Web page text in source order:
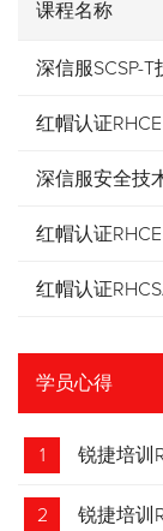
课程名称
深信服SCSP-
红帽认证
深信服安全技
红帽认证
红帽认证
学员心得
1 锐捷培训
2 锐捷培训